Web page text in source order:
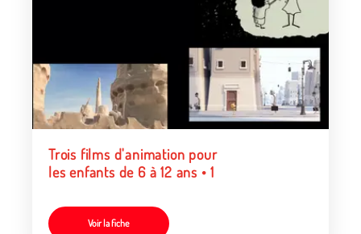
Trois films d'animation pour
les enfants de 6 à 12 ans • 1
Voir la fiche